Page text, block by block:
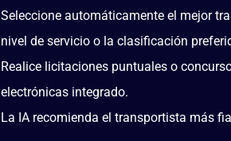
Seleccione automáticamente el mejor
nivel de servicio o la clasificación
Realice licitaciones puntuales o
electrónicas integrado.
La IA recomienda el transportista más